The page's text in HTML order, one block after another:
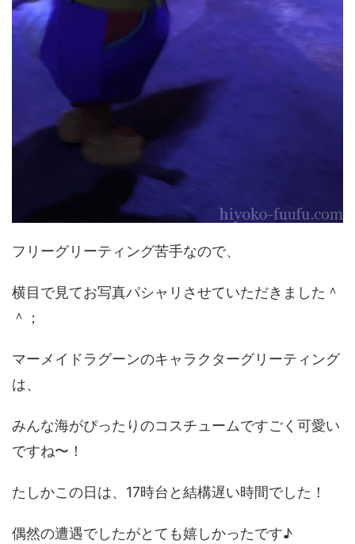
フリーグリーティング苦手なので、
横目で見てお写真パシャリさせていただきました＾
＾；
マーメイドラグーンのキャラクターグリーティング
は、
みんな海がぴったりのコスチュームですごく可愛い
ですね〜！
たしかこの日は、17時台と結構遅い時間でした！
偶然の遭遇でしたがとても嬉しかったです♪